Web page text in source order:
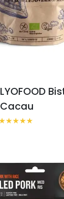
LYOFOOD
Cacau